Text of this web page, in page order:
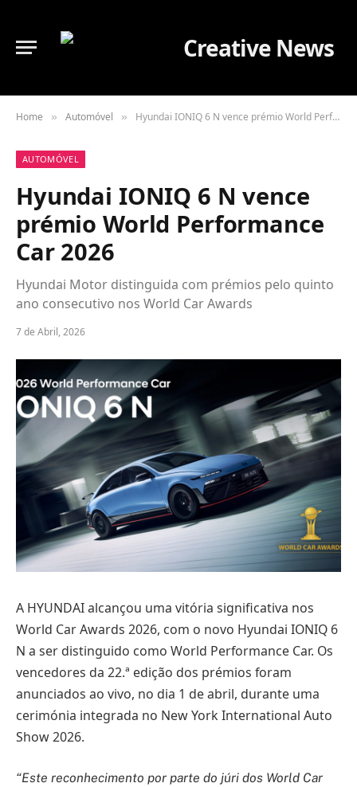
Home » Automóvel » Hyundai IONIQ 6 N vence prémio World Performance Car 2026
AUTOMÓVEL
Hyundai IONIQ 6 N vence
prémio World Performance
Car 2026
Hyundai Motor distinguida com prémios pelo quinto
ano consecutivo nos World Car Awards
7 de Abril, 2026
A HYUNDAI alcançou uma vitória significativa nos
World Car Awards 2026, com o novo Hyundai IONIQ 6
N a ser distinguido como World Performance Car. Os
vencedores da 22.ª edição dos prémios foram
anunciados ao vivo, no dia 1 de abril, durante uma
cerimónia integrada no New York International Auto
Show 2026.
“Este reconhecimento por parte do júri dos World Car